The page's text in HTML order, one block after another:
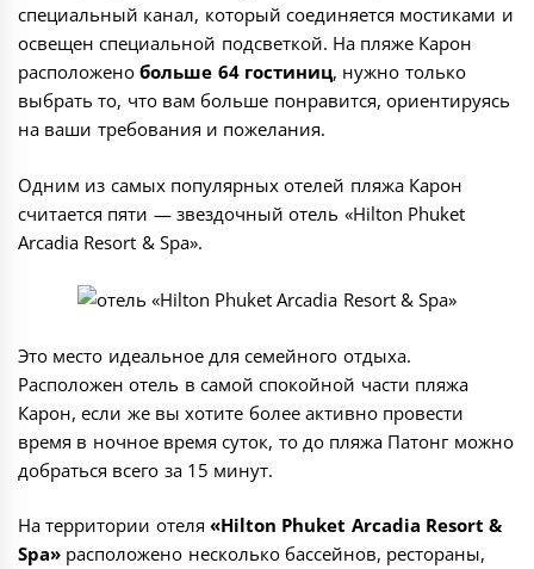
специальный канал, который соединяется мостиками и
освещен специальной подсветкой. На пляже Карон
расположенобольше 64 гостиниц, нужно только
выбрать то, что вам больше понравится, ориентируясь
на ваши требования и пожелания.
Одним из самых популярных отелей пляжа Карон
считается пяти — звездочный отель «Hilton Phuket
Arcadia Resort & Spa».
Это место идеальное для семейного отдыха.
Расположен отель в самой спокойной части пляжа
Карон, если же вы хотите более активно провести
время в ночное время суток, то до пляжа Патонг можно
добраться всего за 15 минут.
На территории отеля «Hilton Phuket Arcadia Resort &
Spa» расположено несколько бассейнов, рестораны,